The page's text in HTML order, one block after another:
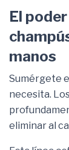
El
manos
Sumérgete
necesita.
eliminar al